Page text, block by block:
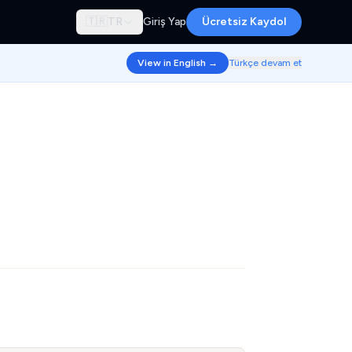
🇹🇷 TR Giriş Yap Ücretsiz Kaydol
View in English → Türkçe devam et